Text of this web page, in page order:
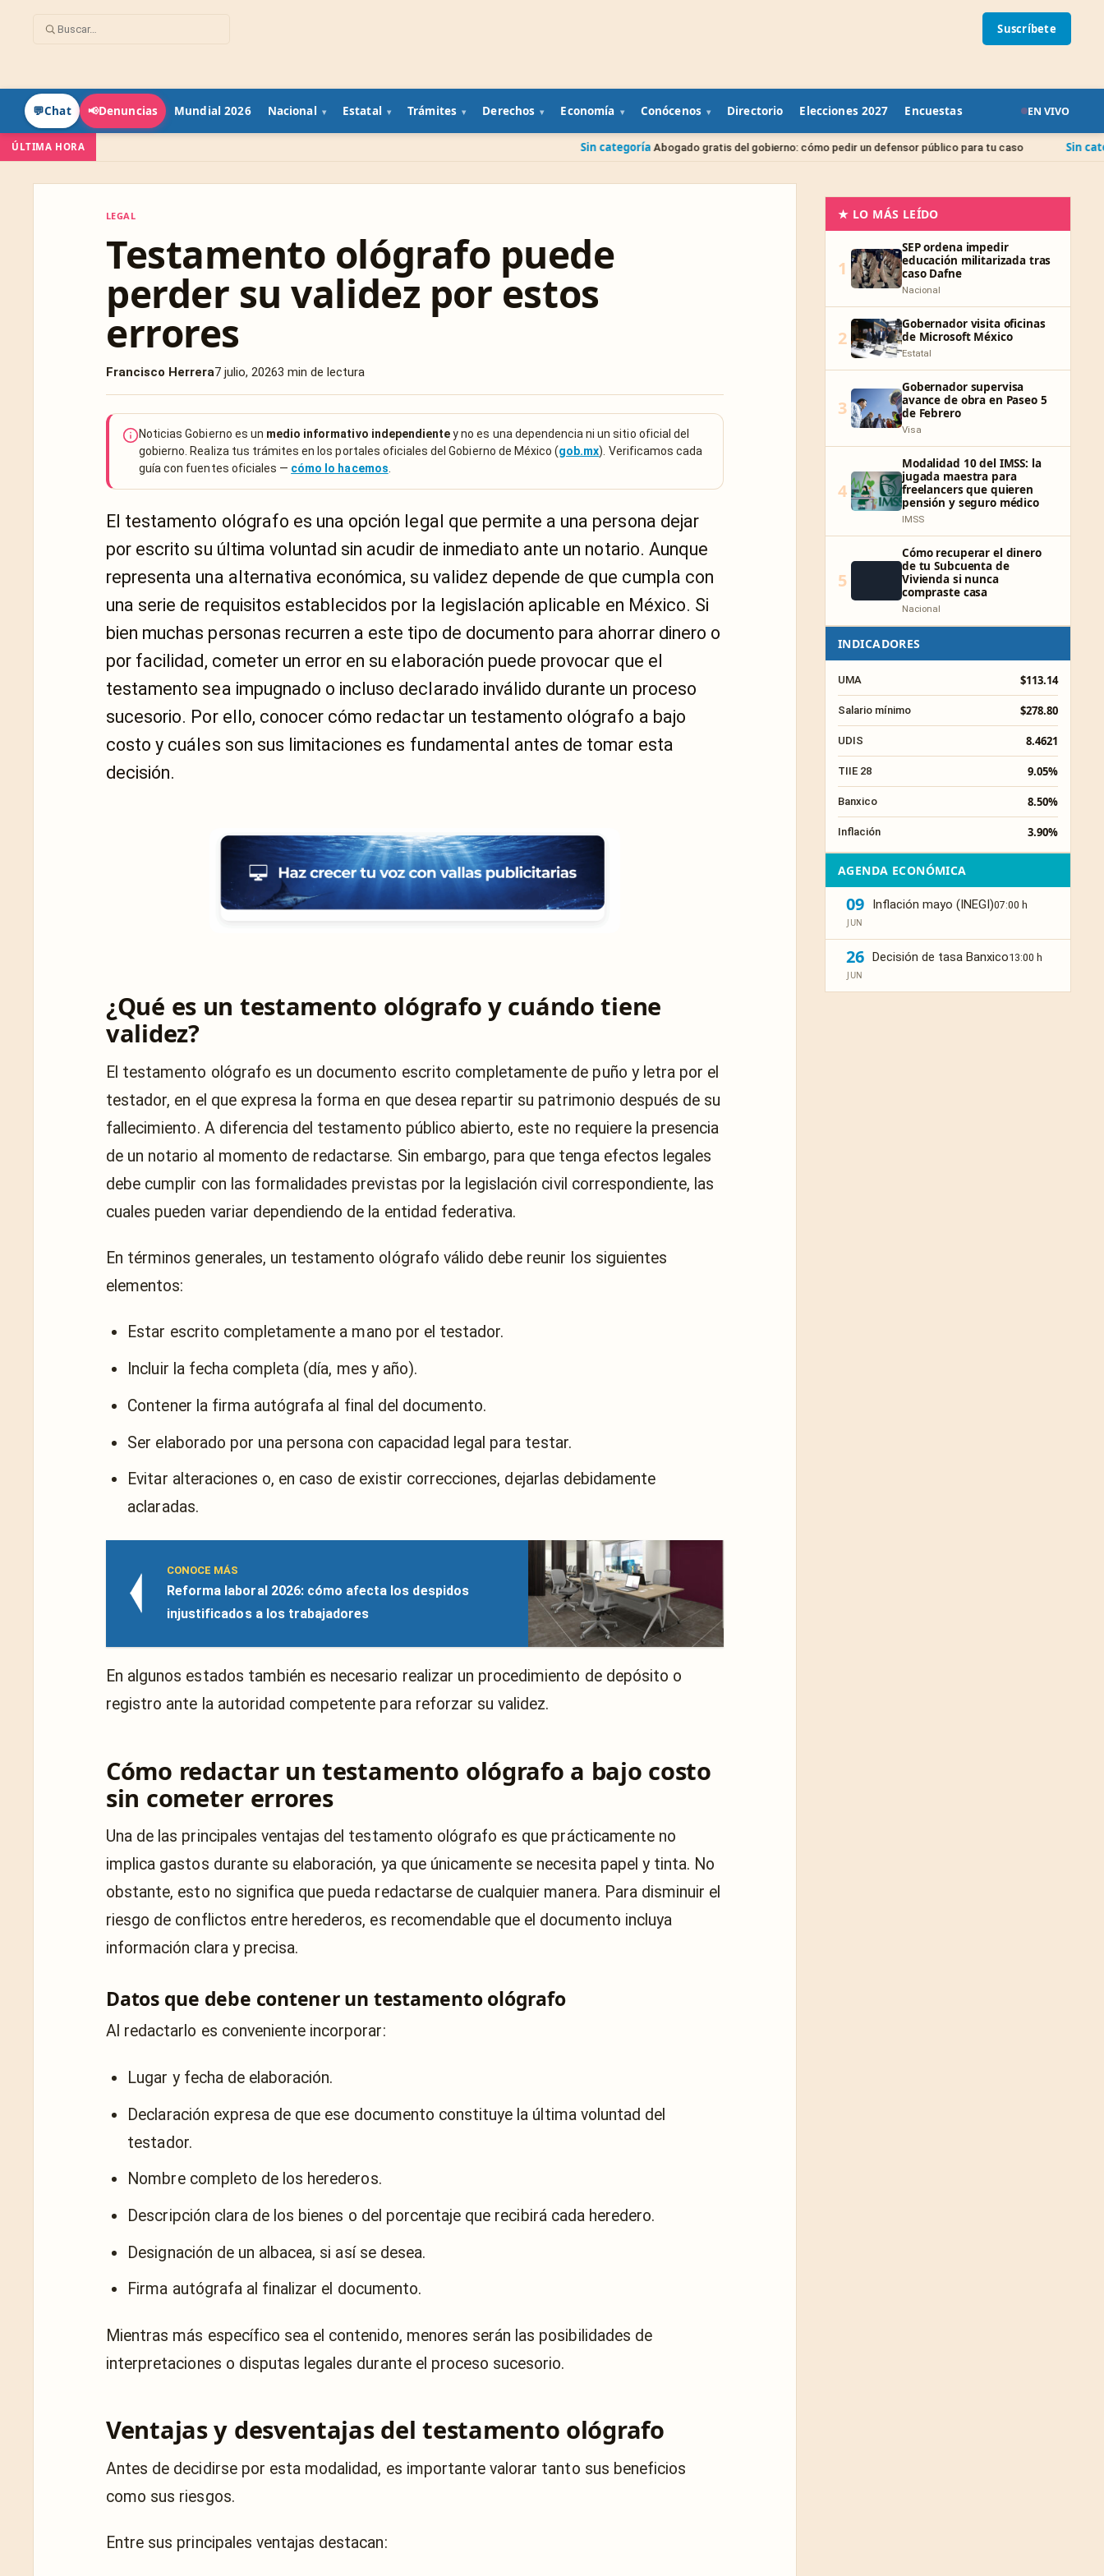
Suscríbete
💬Chat 📢Denuncias Mundial 2026 Nacional Estatal Trámites Derechos Economía Conócenos Directorio Elecciones 2027 Encuestas EN VIVO
ÚLTIMA HORA Abogado gratis del gobierno: cómo pedir un defensor público para tu caso Sin categoría Juicio de
LEGAL
Testamento ológrafo puede
perder su validez por estos
errores
Francisco Herrera7 julio, 20263 min de lectura
Noticias Gobierno es un medio informativo independientey no es una dependencia ni un sitio oficial del
gobierno. Realiza tus trámites en los portales oficiales del Gobierno de México (gob.mx). Verificamos cada
guía con fuentes oficiales — cómo lo hacemos
El testamento ológrafo es una opción legal que permite a una persona dejar
por escrito su última voluntad sin acudir de inmediato ante un notario. Aunque
representa una alternativa económica, su validez depende de que cumpla con
una serie de requisitos establecidos por la legislación aplicable en México. Si
bien muchas personas recurren a este tipo de documento para ahorrar dinero o
por facilidad, cometer un error en su elaboración puede provocar que el
testamento sea impugnado o incluso declarado inválido durante un proceso
sucesorio. Por ello, conocer cómo redactar un testamento ológrafo a bajo
costo y cuáles son sus limitaciones es fundamental antes de tomar esta
decisión.
¿Qué es un testamento ológrafo y cuándo tiene
validez?
El testamento ológrafo es un documento escrito completamente de puño y letra por el
testador, en el que expresa la forma en que desea repartir su patrimonio después de su
fallecimiento. A diferencia del testamento público abierto, este no requiere la presencia
de un notario al momento de redactarse. Sin embargo, para que tenga efectos legales
debe cumplir con las formalidades previstas por la legislación civil correspondiente, las
cuales pueden variar dependiendo de la entidad federativa.
En términos generales, un testamento ológrafo válido debe reunir los siguientes
elementos:
Estar escrito completamente a mano por el testador.
Incluir la fecha completa (día, mes y año).
Contener la firma autógrafa al final del documento.
Ser elaborado por una persona con capacidad legal para testar.
Evitar alteraciones o, en caso de existir correcciones, dejarlas debidamente
aclaradas.
CONOCE MÁS
Reforma laboral 2026: cómo afecta los despidos
injustificados a los trabajadores
En algunos estados también es necesario realizar un procedimiento de depósito o
registro ante la autoridad competente para reforzar su validez.
Cómo redactar un testamento ológrafo a bajo costo
sin cometer errores
Una de las principales ventajas del testamento ológrafo es que prácticamente no
implica gastos durante su elaboración, ya que únicamente se necesita papel y tinta. No
obstante, esto no significa que pueda redactarse de cualquier manera. Para disminuir el
riesgo de conflictos entre herederos, es recomendable que el documento incluya
información clara y precisa.
Datos que debe contener un testamento ológrafo
Al redactarlo es conveniente incorporar:
Lugar y fecha de elaboración.
Declaración expresa de que ese documento constituye la última voluntad del
testador.
Nombre completo de los herederos.
Descripción clara de los bienes o del porcentaje que recibirá cada heredero.
Designación de un albacea, si así se desea.
Firma autógrafa al finalizar el documento.
Mientras más específico sea el contenido, menores serán las posibilidades de
interpretaciones o disputas legales durante el proceso sucesorio.
Ventajas y desventajas del testamento ológrafo
Antes de decidirse por esta modalidad, es importante valorar tanto sus beneficios
como sus riesgos.
Entre sus principales ventajas destacan:
★ LO MÁS LEÍDO
1
SEP ordena impedir
educación militarizada tras
caso Dafne
Nacional
2
Gobernador visita oficinas
de Microsoft México
Estatal
3
Gobernador supervisa
avance de obra en Paseo 5
de Febrero
Visa
4
Modalidad 10 del IMSS: la
jugada maestra para
freelancers que quieren
pensión y seguro médico
IMSS
5
Cómo recuperar el dinero
de tu Subcuenta de
Vivienda si nunca
compraste casa
Nacional
INDICADORES
UMA $113.14
Salario mínimo $278.80
UDIS 8.4621
TIIE 28 9.05%
Banxico 8.50%
Inflación 3.90%
AGENDA ECONÓMICA
09
JUN
Inflación mayo (INEGI)07:00 h
26
JUN
Decisión de tasa Banxico13:00 h